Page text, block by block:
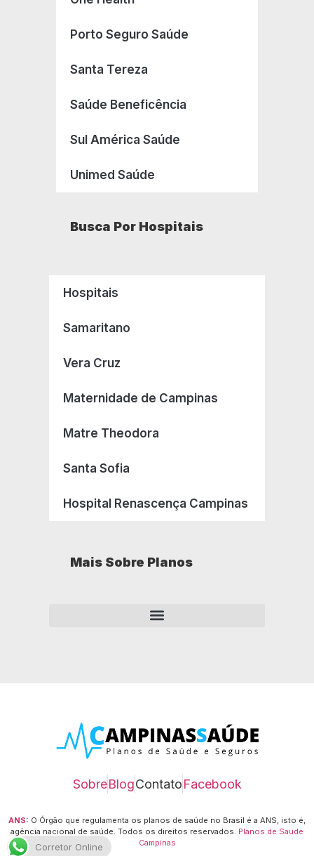
Porto Seguro Saúde
Santa Tereza
Saúde Beneficência
Sul América Saúde
Unimed Saúde
Busca Por Hospitais
Hospitais
Samaritano
Vera Cruz
Maternidade de Campinas
Matre Theodora
Santa Sofia
Hospital Renascença Campinas
Mais Sobre Planos
SobreBlogContatoFacebook
ANS: O Órgão que regulamenta os planos de saúde no Brasil é a ANS, isto é,
agência nacional de saúde. Todos os direitos reservados. Planos de Saude
Campinas
Corretor Online